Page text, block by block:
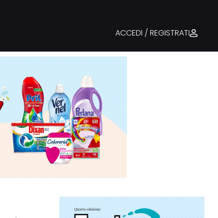
ACCEDI / REGISTRATI